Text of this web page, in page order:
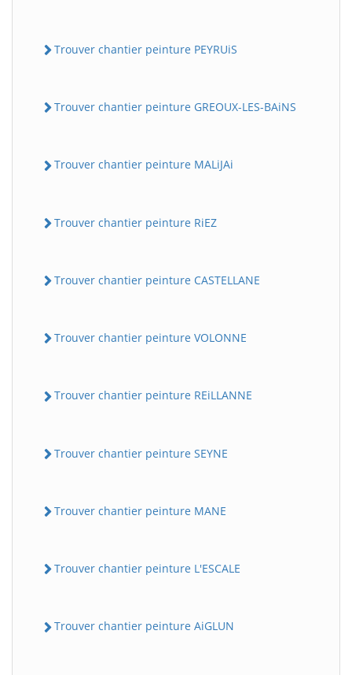
Trouver chantier peinture PEYRUiS
Trouver chantier peinture GREOUX-LES-BAiNS
Trouver chantier peinture MALiJAi
Trouver chantier peinture RiEZ
Trouver chantier peinture CASTELLANE
Trouver chantier peinture VOLONNE
Trouver chantier peinture REiLLANNE
Trouver chantier peinture SEYNE
Trouver chantier peinture MANE
Trouver chantier peinture L'ESCALE
Trouver chantier peinture AiGLUN